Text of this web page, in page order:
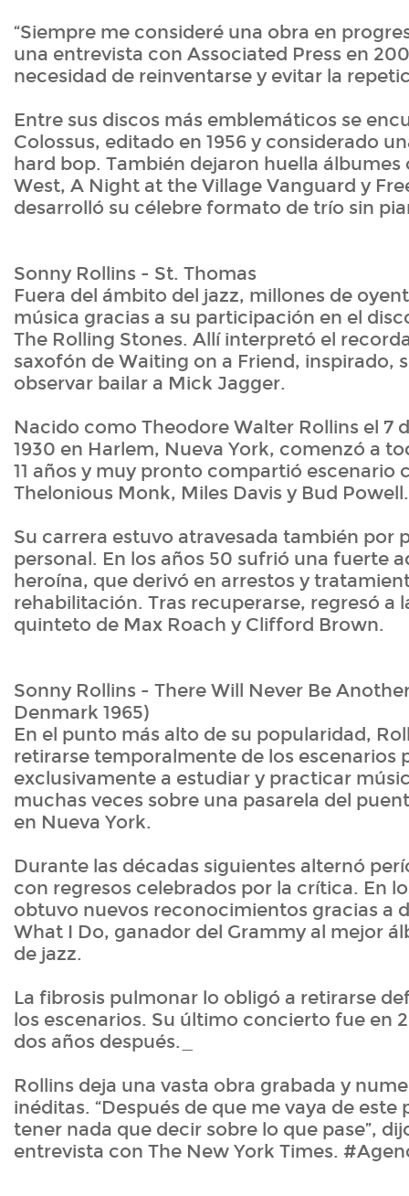
“Siempre me consideré una obra en
una entrevista con Associated Press en
necesidad de reinventarse y evitar la
Entre sus discos más emblemáticos se
Colossus, editado en 1956 y considerado
hard bop. También dejaron huella álbumes
West, A Night at the Village Vanguard y
desarrolló su célebre formato de trío sin
Sonny Rollins - St. Thomas
Fuera del ámbito del jazz, millones de
música gracias a su participación en el
The Rolling Stones. Allí interpretó el
saxofón de Waiting on a Friend, inspirado,
observar bailar a Mick Jagger.
Nacido como Theodore Walter Rollins el 7
1930 en Harlem, Nueva York, comenzó a
11 años y muy pronto compartió escenario
Thelonious Monk, Miles Davis y Bud Powell.
Su carrera estuvo atravesada también por
personal. En los años 50 sufrió una fuerte
heroína, que derivó en arrestos y
rehabilitación. Tras recuperarse, regresó a
quinteto de Max Roach y Clifford Brown.
Sonny Rollins - There Will Never Be
Denmark 1965)
En el punto más alto de su popularidad,
retirarse temporalmente de los escenarios
exclusivamente a estudiar y practicar
muchas veces sobre una pasarela del
en Nueva York.
Durante las décadas siguientes alternó
con regresos celebrados por la crítica. En
obtuvo nuevos reconocimientos gracias a
What I Do, ganador del Grammy al mejor
de jazz.
La fibrosis pulmonar lo obligó a retirarse
los escenarios. Su último concierto fue en
dos años después._
Rollins deja una vasta obra grabada y
inéditas. “Después de que me vaya de este
tener nada que decir sobre lo que pase”,
entrevista con The New York Times.